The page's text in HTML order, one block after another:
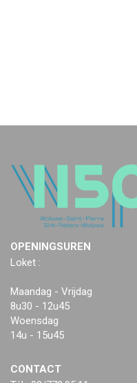
OPENINGSUREN
Loket :
Maandag - Vrijdag
8u30 - 12u45
Woensdag
14u - 15u45
CONTACT